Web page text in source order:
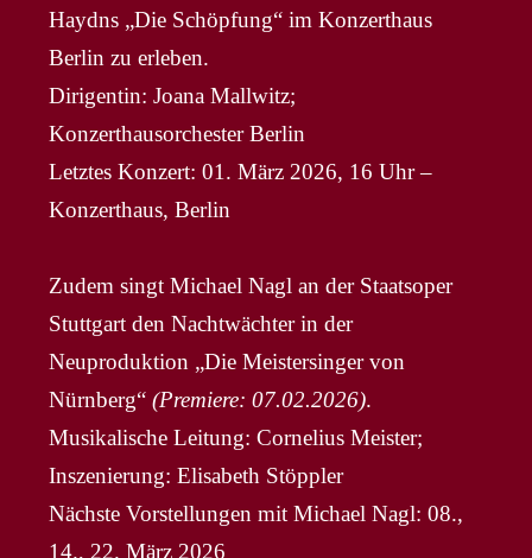
Haydns „Die Schöpfung“ im Konzerthaus
Berlin zu erleben.
Dirigentin: Joana Mallwitz;
Konzerthausorchester Berlin
Letztes Konzert: 01. März 2026, 16 Uhr –
Konzerthaus, Berlin
Zudem singt Michael Nagl an der Staatsoper
Stuttgart den Nachtwächter in der
Neuproduktion „Die Meistersinger von
Nürnberg“(Premiere: 07.02.2026).
Musikalische Leitung: Cornelius Meister;
Inszenierung: Elisabeth Stöppler
Nächste Vorstellungen mit Michael Nagl: 08.,
14., 22. März 2026